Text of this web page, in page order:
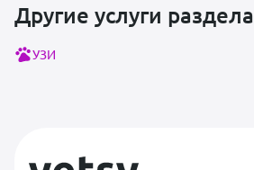
Другие услуги раздела
УЗИ